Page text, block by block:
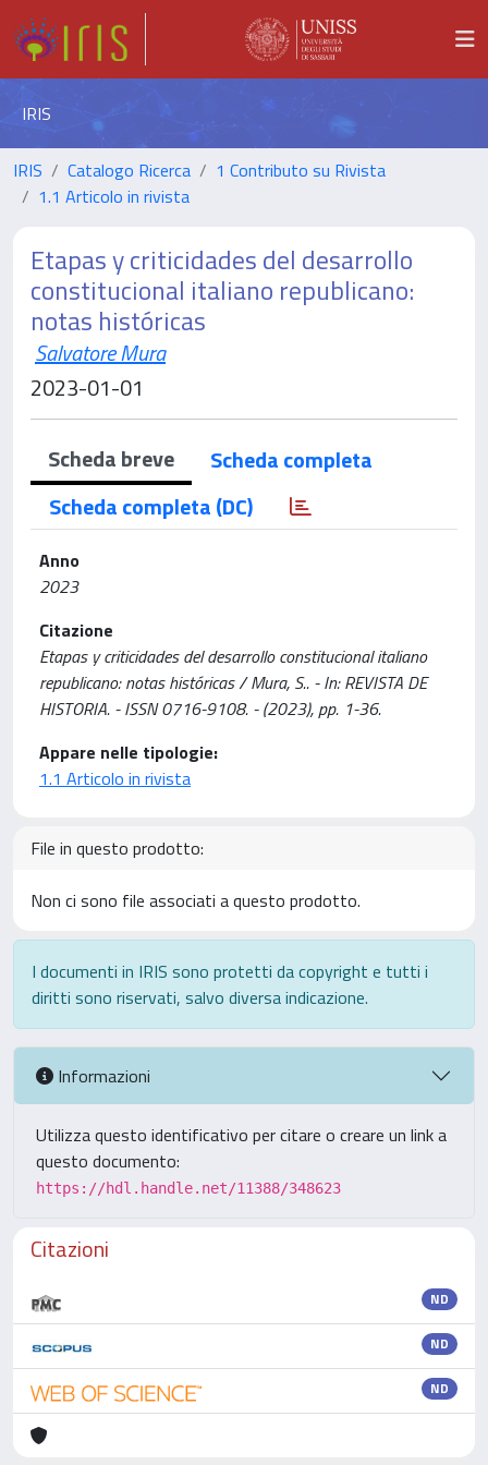
IRIS
IRIS Catalogo Ricerca
1 Contributo su Rivista
1.1 Articolo in rivista
Etapas y criticidades del desarrollo
constitucional italiano republicano:
notas históricas
Salvatore Mura
2023-01-01
Scheda breve
Scheda completa
Scheda completa (DC)
Anno
2023
Citazione
Etapas y criticidades del desarrollo constitucional italiano
republicano: notas históricas / Mura, S.. - In: REVISTA DE
HISTORIA. - ISSN 0716-9108. - (2023), pp. 1-36.
Appare nelle tipologie:
1.1 Articolo in rivista
File in questo prodotto:
Non ci sono file associati a questo prodotto.
I documenti in IRIS sono protetti da copyright e tutti i
diritti sono riservati, salvo diversa indicazione.
Informazioni
Utilizza questo identificativo per citare o creare un link a
questo documento:
https://hdl.handle.net/11388/348623
Citazioni
ND
ND
ND